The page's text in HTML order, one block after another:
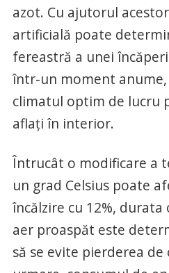
azot. Cu ajutorul
artificială poate
fereastră a unei
într-un moment
climatul optim de lucru
aflați în interior.
Întrucât o modificare a
un grad Celsius poate
încălzire cu 12%,
aer proaspăt este
să se evite pierderea